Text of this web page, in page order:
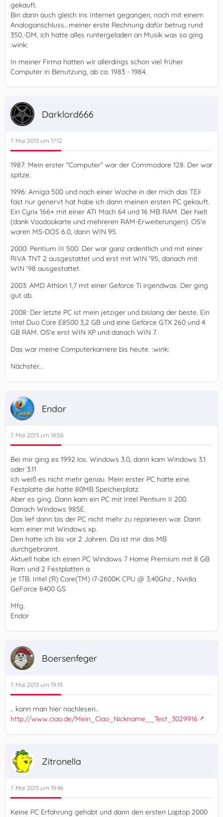
gekauft.
Bin dann auch gleich ins Internet gegangen, noch mit einem
Analoganschluss...meiner erste Rechnung dafür betrug rund
350,-DM, ich hatte alles runtergeladen an Musik was so ging
:wink:
In meiner Firma hatten wir allerdings schon viel früher
Computer in Benutzung, ab ca. 1983 - 1984.
Darklord666
7. Mai 2013 um 17:12
1987: Mein erster "Computer" war der Commodore 128. Der war
spitze.
1996: Amiga 500 und nach einer Woche in der mich das TEil
fast nur genervt hat habe ich dann meinen ersten PC gekauft.
Ein Cyrix 166+ mit einer ATI Mach 64 und 16 MB RAM. Der hielt
(dank Voodookarte und mehreren RAM-Erweiterungen). OS'e
waren MS-DOS 6.0, dann WIN 95.
2000: Pentium III 500. Der war ganz ordentlich und mit einer
RIVA TNT 2 ausgestattet und erst mit WIN '95, danach mit
WIN '98 ausgestattet.
2003: AMD Athlon 1,7 mit einer Geforce Ti irgendwas. Der ging
gut ab.
2008: Der letzte PC ist mein jetziger und bislang der beste. Ein
Intel Duo Core E8500 3,2 GB und eine Geforce GTX 260 und 4
GB RAM. OS'e erst WIN XP und danach WIN 7.
Das war meine Computerkarriere bis heute. :wink:
Nächster...
Endor
7. Mai 2013 um 18:58
Bei mir ging es 1992 los. Windows 3.0, dann kam Windows 3.1
oder 3.11
ich weiß es nicht mehr genau. Mein erster PC hatte eine
Festplatte die hatte 80MB Speicherplatz.
Aber es ging. Dann kam ein PC mit Intel Pentium II 200.
Danach Windows 98SE.
Das lief dann bis der PC nicht mehr zu reparieren war. Dann
kam einer mit Windows xp.
Den hatte ich bis vor 2 Jahren. Da ist mir das MB
durchgebrannt.
Aktuell habe ich einen PC Windows 7 Home Premium mit 8 GB
Ram und 2 Festplatten a
je 1TB. Intel (R) Core(TM) i7-2600K CPU @ 3,40Ghz , Nvidia
GeForce 8400 GS
Mfg.
Endor
Boersenfeger
7. Mai 2013 um 19:19
.. kann man hier nachlesen..
http://www.ciao.de/Mein_Ciao_Nickname__Test_3029916
Zitronella
7. Mai 2013 um 19:46
Keine PC Erfahrung gehabt und dann den ersten Laptop 2000